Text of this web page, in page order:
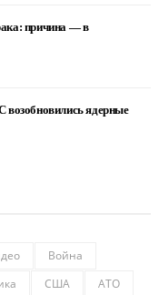
причина — в
ядерные
Война
США
АТО